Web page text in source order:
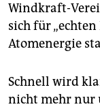
Windkraft-
sich für
Atomenergie
Schnell wird
nicht mehr nur